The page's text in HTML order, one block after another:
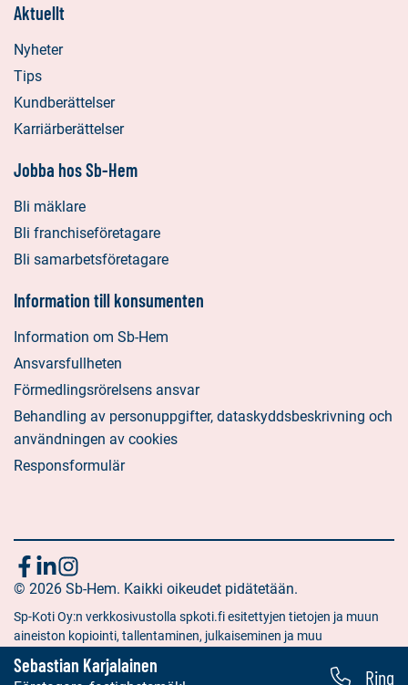
Sebastian Karjalainen Ring
Aktuellt
Nyheter
Tips
Kundberättelser
Karriärberättelser
Jobba hos Sb-Hem
Bli mäklare
Bli franchiseföretagare
Bli samarbetsföretagare
Information till konsumenten
Information om Sb-Hem
Ansvarsfullheten
Förmedlingsrörelsens ansvar
Behandling av personuppgifter, dataskyddsbeskrivning och
användningen av cookies
Responsformulär
Följ
oss
Sociala
media:
facebook
Sociala
media:
linkedin
Sociala
media:
instagram
© 2026 Sb-Hem. Kaikki oikeudet pidätetään.
Sp-Koti Oy:n verkkosivustolla spkoti.fi esitettyjen tietojen ja muun
aineiston kopiointi, tallentaminen, julkaiseminen ja muu
ilman Sp-Koti Oy:n antamaa kirjallista lupaa.